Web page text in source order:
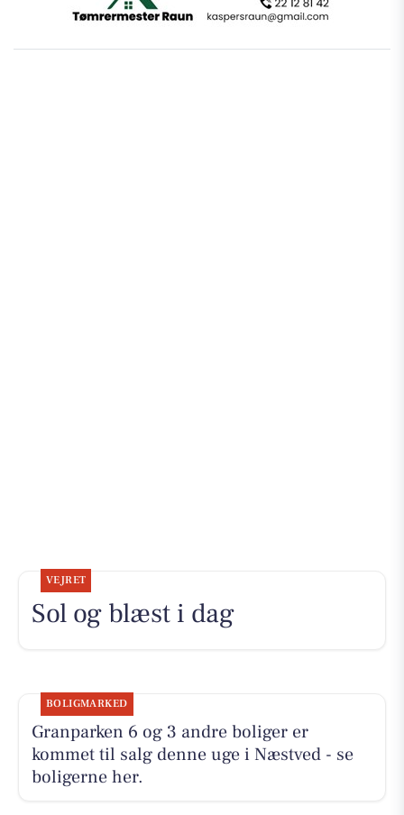
VEJRET
Sol og blæst i dag
BOLIGMARKED
Granparken 6 og 3 andre boliger er
kommet til salg denne uge i Næstved - se
boligerne her.